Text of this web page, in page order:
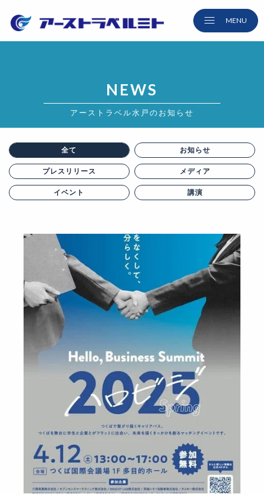
NEWS
アーストラベル水戸のお知らせ
全て お知らせ
プレス リリース メディア
イベント 講演